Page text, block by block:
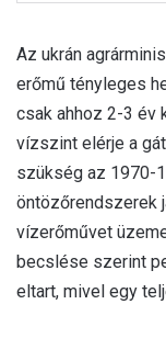
Az ukrán
erőmű tényleges
csak ahhoz 2-3 év
vízszint elérje a
szükség az 1970-
öntözőrendszerek
vízerőművet
becslése szerint
eltart, mivel egy